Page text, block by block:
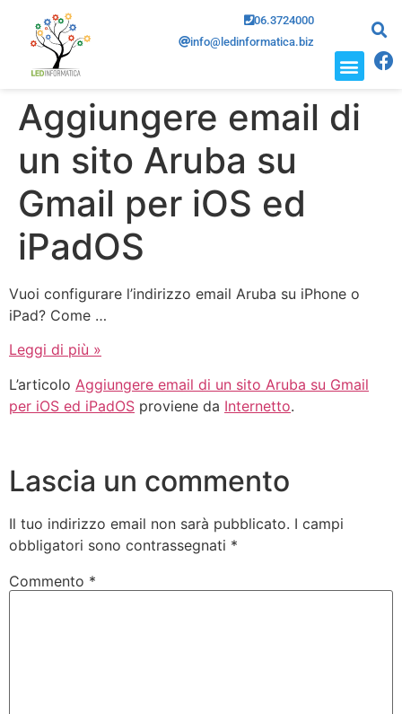
06.3724000
info@ledinformatica.biz
Aggiungere email di
un sito Aruba su
Gmail per iOS ed
iPadOS
Vuoi configurare l’indirizzo email Aruba su iPhone o
iPad? Come …
Leggi di più »
L’articolo Aggiungere email di un sito Aruba su Gmail
per iOS ed iPadOS proviene da Internetto.
Lascia un commento
Il tuo indirizzo email non sarà pubblicato. I campi
obbligatori sono contrassegnati *
Commento *